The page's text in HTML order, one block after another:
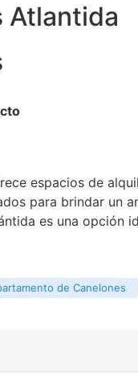
Atlantida
espacios de
para brindar un
es una opción
de Canelones